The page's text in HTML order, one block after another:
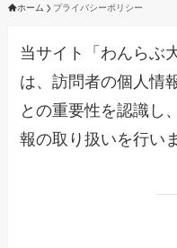
ホーム プライバシーポリシー
当サイト「わんらぶ
は、訪問者の個人情
との重要性を認識し
報の取り扱いを行い